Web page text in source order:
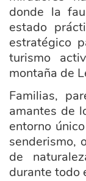
donde la
estado
estratégico
turismo
montaña de
Familias,
amantes de
entorno
senderismo,
de
durante todo